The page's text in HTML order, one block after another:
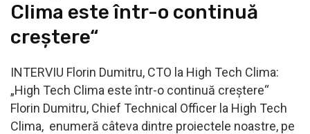
Clima este într-o continuă
creștere“
INTERVIU Florin Dumitru, CTO la High Tech Clima:
„High Tech Clima este într-o continuă creștere“
Florin Dumitru, Chief Technical Officer la High Tech
Clima, enumeră câteva dintre proiectele noastre, pe